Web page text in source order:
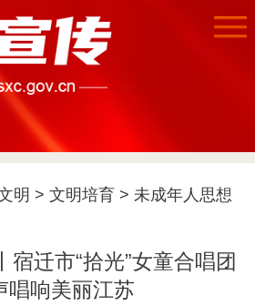
首页
江苏要闻
明 > 文明培育> 未成年人思想
宿迁市“拾光”女童合唱团
唱响美丽江苏